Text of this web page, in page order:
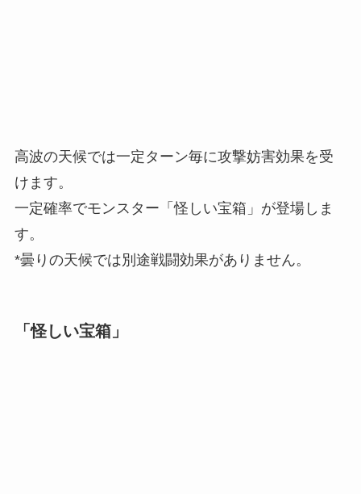
高波の天候では一定ターン毎に攻撃妨害効果を受
けます。
一定確率でモンスター「怪しい宝箱」が登場しま
す。
*曇りの天候では別途戦闘効果がありません。
「怪しい宝箱」